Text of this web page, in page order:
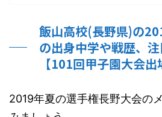
飯山高校(長野県)の
の出身中学や戦歴、
【101回甲子園大会出
2019年夏の選手権長野大会の